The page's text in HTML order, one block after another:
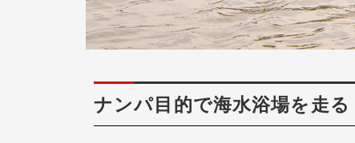
ナンパ目的で海水浴場を走る